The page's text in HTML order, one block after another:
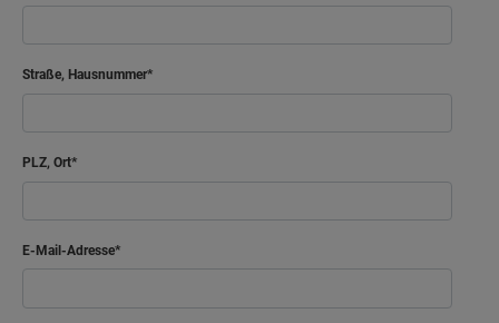
Bad
Diele 13.55 m²
Ankleide 6.67 m²
Netto-Raumfläche
Straße, Hausnummer
PLZ, Ort
E-Mail-Adresse